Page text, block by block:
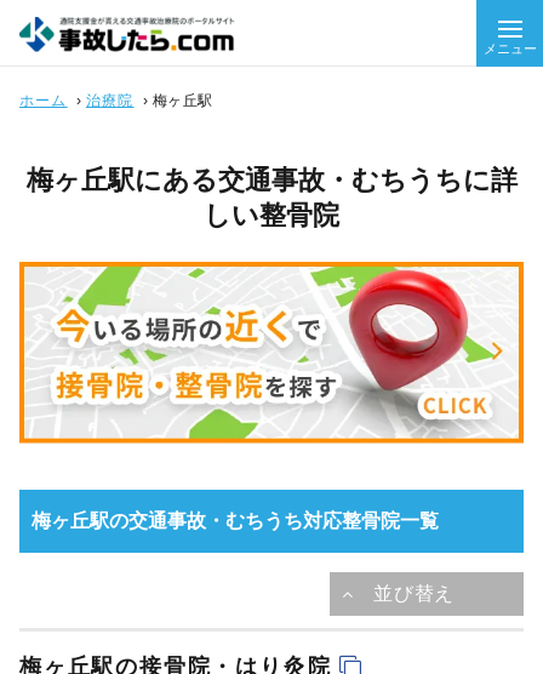
メニュー
ホーム › 治療院 › 梅ヶ丘駅
梅ヶ丘駅にある交通事故・むちうちに詳
しい整骨院
梅ヶ丘駅の交通事故・むちうち対応整骨院一覧
梅ヶ丘駅の接骨院・はり灸院